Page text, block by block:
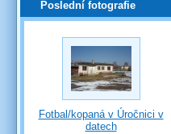
Poslední fotografie
Fotbal/kopaná v Úročnici v
datech